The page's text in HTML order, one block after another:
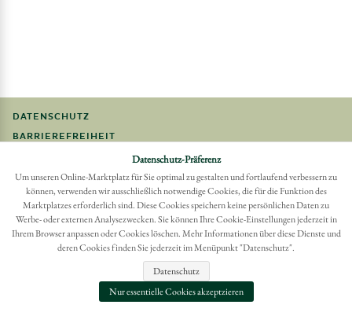
DATENSCHUTZ
BARRIEREFREIHEIT
IMPRESSUM
Möchten Sie eine Bestellung widerrufen?
Hier Widerruf mit wenigen Klicks online erreichen
BESTELLUNG WIDERRUFEN
Datenschutz-Präferenz
Um unseren Online-Marktplatz für Sie optimal zu gestalten und fortlaufend verbessern zu
können, verwenden wir ausschließlich notwendige Cookies, die für die Funktion des
Marktplatzes erforderlich sind. Diese Cookies speichern keine persönlichen Daten zu
Werbe- oder externen Analysezwecken. Sie können Ihre Cookie-Einstellungen jederzeit in
Ihrem Browser anpassen oder Cookies löschen. Mehr Informationen über diese Dienste und
deren Cookies finden Sie jederzeit im Menüpunkt "Datenschutz".
Datenschutz
Nur essentielle Cookies akzeptzieren